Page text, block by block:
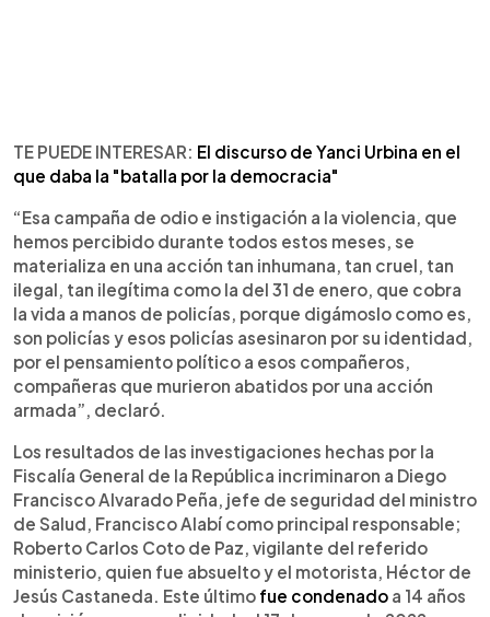
TE PUEDE INTERESAR: El discurso de Yanci Urbina en el
que daba la "batalla por la democracia"
“Esa campaña de odio e instigación a la violencia, que
hemos percibido durante todos estos meses, se
materializa en una acción tan inhumana, tan cruel, tan
ilegal, tan ilegítima como la del 31 de enero, que cobra
la vida a manos de policías, porque digámoslo como es,
son policías y esos policías asesinaron por su identidad,
por el pensamiento político a esos compañeros,
compañeras que murieron abatidos por una acción
armada”, declaró.
Los resultados de las investigaciones hechas por la
Fiscalía General de la República incriminaron a Diego
Francisco Alvarado Peña, jefe de seguridad del ministro
de Salud, Francisco Alabí como principal responsable;
Roberto Carlos Coto de Paz, vigilante del referido
ministerio, quien fue absuelto y el motorista, Héctor de
Jesús Castaneda. Este último fue condenado a 14 años